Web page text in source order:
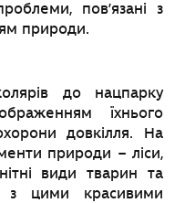
пов’язані з
природи.
до нацпарку
їхнього
довкілля. На
природи – ліси,
види тварин та
з цими красивими